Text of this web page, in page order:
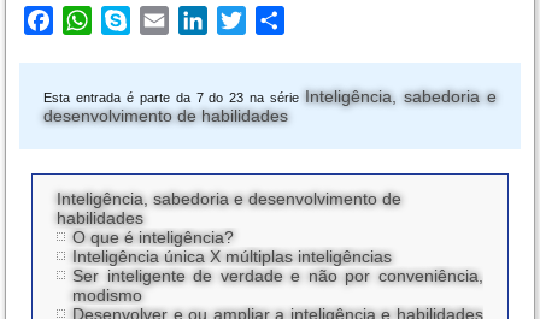
FacebookWhatsApp
Skype Email LinkedInTwitter
Esta entrada é parte da 7 do 23 na série Inteligência, sabedoria e
desenvolvimento de habilidades
Inteligência, sabedoria e desenvolvimento de
habilidades
O que é inteligência?
Inteligência única X múltiplas inteligências
Ser inteligente de verdade e não por conveniência,
modismo
Desenvolver e ou ampliar a inteligência e habilidades